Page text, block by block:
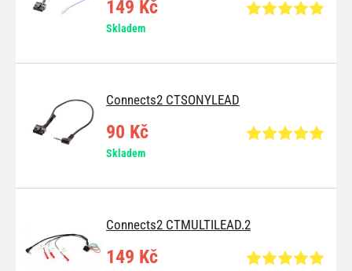
149 Kč
Skladem
Connects2 CTSONYLEAD
90 Kč
Skladem
Connects2 CTMULTILEAD.2
149 Kč